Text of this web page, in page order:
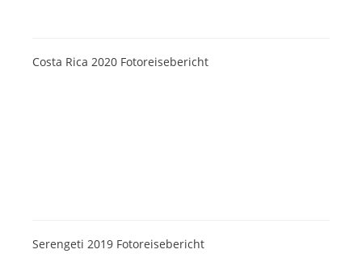
Costa Rica 2020 Fotoreisebericht
Serengeti 2019 Fotoreisebericht